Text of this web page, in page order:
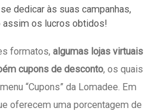
dedicar às suas campanhas,
assim os lucros obtidos!
formatos, algumas lojas virtuais
cupons de desconto, os quais
“Cupons” da Lomadee. Em
oferecem uma porcentagem de